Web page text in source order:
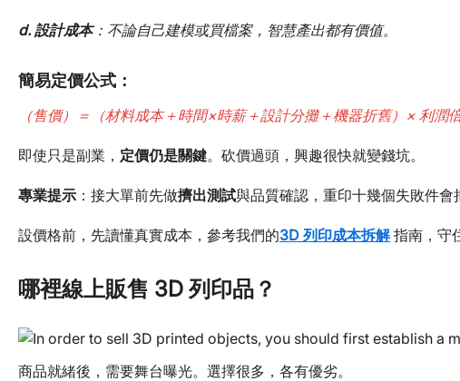
d. 設計成本：不論自己建模或買檔案，智慧產出都有價值。
簡易定價公式：
（售價）＝（材料成本＋時間×時薪＋設計分攤＋機器折舊）× 利潤
即使只是副業， 定價仍是關鍵。砍價過頭，興趣很快就變錢坑。
專業提示 ：接大單前先做擠出測試與品質確認，重印十幾個失敗件會
設價格前，先讀懂真實成本，參考我們的3D 列印成本拆解 指南，守
哪裡線上販售 3D 列印品？
商品就緒後，需要舞台曝光。選擇很多，各有優劣。